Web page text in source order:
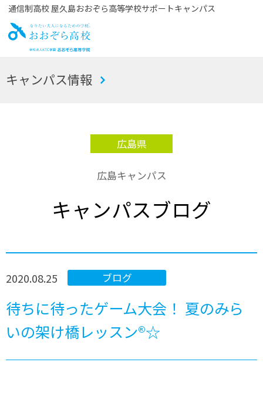
通信制高校 屋久島おおぞら高等学校サポートキャンパス
お
キャンパス情報
広島県
広島キャンパス
キャンパスブログ
ブログ
2020.08.25
待ちに待ったゲーム大会！ 夏のみら
いの架け橋レッスン®☆